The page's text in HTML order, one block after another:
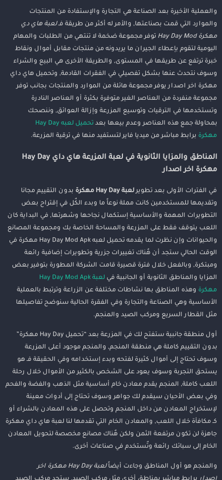
والعملية الأخيرة بعد الصناعة هي التجارة والإستفادة من المنتجات
والموارد التي قمت بصناعتها, والأمر له أكثر من طريقة فـلعبة هاي دي
مهكرة Hay Day Mod
توفر مجموعة ضخمة لا تنتهي من الطلبات والمهام
اليومية لتقوم بإعطاء الجيران ما يريدونه من منتجات مقابل أموال ونقاط
خبرة ترتفع عن طريقها في المستوى, والطريقة الأخرى هي البيع والشراء
وسوف نتحدث عنها بشكل تفصيلي في الفقرات القادمة, وتحميل هاي داي
مهكرة اخر اصدار يوفر مجموعة هائلة من الموارد والمنتجات بجانب توفر
مجموعة منفردة من العناصر الغير متوفرة بكثرة أو العناصر النادرة
وتستخدمها في الترقيات وتوسيع المزرعة وإزالة العوائق, وننصحك
بمحاولة جمع هذه العناصر وعدم بيعها بعد
تحميل لعبه Hay Day
مهكرة برابط مباشر من ميديا فاير لتستفيد منها في ترقية المزرعة.
المناطق والمزايا الثانوية في لعبة المزرعة هاي داي Hay Day
مهكرة اخر اصدار
في الفترات الأولى بعد تطويرلعبة Hay Day مهكرة
بدون التقييم مجانا
وتقديمها للمستخدمين كانت مملة نوعاً ما وبدء الكٌل في إقتراح بعض
التطويرات المهمة والأساسية إستكمال نجاحها وشهرتها, في البداية كان
اللعب يتوقف فقط على المزرعة والمساحة الخاصة بك ومجموعة المصانع
والحيوانات وإن نظرت لما يقدمه تحميل لعبه Hay Day Mod Apk مهكرة في
الوقت الحالي ستجد أن هٌناك تغييرات جزرية وتطويرات إضافية رائعة
ومبتكرة, وبالفعل خلال فترة قصيرة قامت الشركة المطورة بتوفير بعض
المزايا والمناطق الثانوية أو الجانبية في
لعبة Hay Day Mod Apk
مهكرة وهذه المناطق بها نشاطات مختلفة عن الزراعة وترتبط بالعملية
الأساسية وهي الصناعة والتجارة وفي الفقرة الحالية سنوضح تفاصيلها
مثل القطار السريع ومركب الصيد والمنجم.
أول منطقة جانبية ستفتح لك في المزرعة بعد “تحميل Hay Day مهكرة”
بدون التقييم كاملة هي منطقة المنجم, والمنجم موجود أعلى المزرعة
وسوف تحتاج إلى أموال كثيرة لفتحه وبدء إستخدامه وفي الحقيقة فـ هو
يستحق التجربة وسوف يعود على الشخص بالكثير من الأموال خلال رحلة
اللعب كاملة, المنجم يقدم معادن خام أساسية مثل الذهب والفضة والفحم
وفي بعض الأحيان سيقدم لك جواهر وسوف تحتاج إلى أدوات معينة
لإستخراج المعادن من داخل المنجم وتحصل على هذه المعادن بالشراء أو
كـ مكافأة خلال اللعب, والمعادن الخام التي تقدمها لنا لعبة هاي داي مهكرة
جاهزة لن تكون مرتفعة الثمن ولكن هٌناك مصانع مخصصة لتحويل المعادن
الخام إلى سبائك رائعة وتٌستخدم في صناعات أخرى.
والمنجم هو أول المناطق وجاءت أيضاً
لعبة Hay Day مهكرة اخر